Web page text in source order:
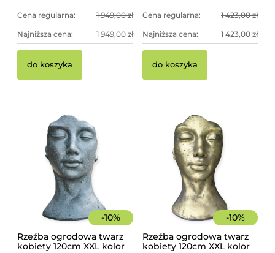
Cena regularna: 1 949,00 zł
Najniższa cena: 1 949,00 zł
do koszyka
Cena regularna: 1 423,00 zł
Najniższa cena: 1 423,00 zł
do koszyka
-10%
Rzeźba ogrodowa twarz
kobiety 120cm XXL kolor
-10%
Rzeźba ogrodowa twarz
kobiety 120cm XXL kolor